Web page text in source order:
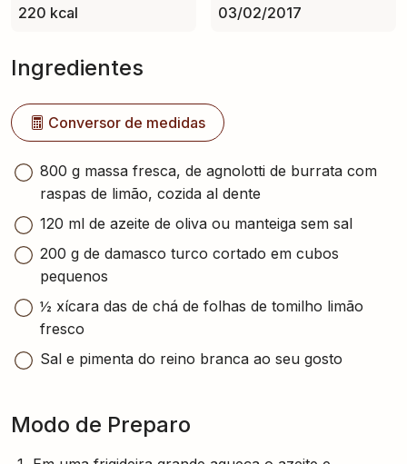
220 kcal 03/02/2017
Ingredientes
Conversor de medidas
800 g massa fresca, de agnolotti de burrata com
raspas de limão, cozida al dente
120 ml de azeite de oliva ou manteiga sem sal
200 g de damasco turco cortado em cubos
pequenos
½ xícara das de chá de folhas de tomilho limão
fresco
Sal e pimenta do reino branca ao seu gosto
Modo de Preparo